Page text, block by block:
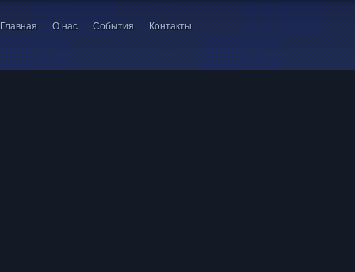
Главная О нас События Контакты